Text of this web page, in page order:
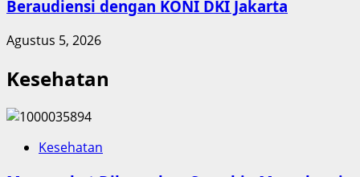
Beraudiensi dengan KONI DKI Jakarta
Agustus 5, 2026
Kesehatan
Kesehatan